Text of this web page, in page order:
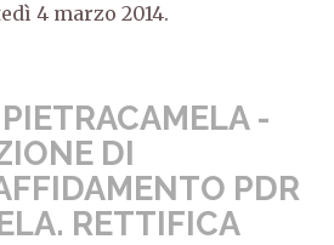
4 marzo 2014.
-
DI
PDR
RETTIFICA